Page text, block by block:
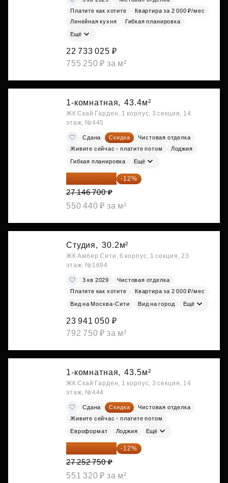
Платите как хотите
Квартира за 2 000 ₽/мес
Линейная кухня
Гибкая планировка
Ещё
22 733 025 ₽
755 250 ₽ за м²
1-комнатная, 43.4м²
ЖК Скай Гарден, 1 корпус, 3 секция, 14
этаж, №445
Сдана Скидка
Чистовая отделка
Живите сейчас - платите потом
Лоджия
Гибкая планировка Ещё
23 889 096 ₽ -12%
27 146 700 ₽
550 440 ₽ за м²
Студия, 30.2м²
ЖК Амбер Сити, 6 корпус, 1 секция, 23
этаж, №1694
3 кв 2029
Чистовая отделка
Платите как хотите
Квартира за 2 000 ₽/мес
Вид на Москва-Сити Вид на город Ещё
23 941 050 ₽
792 750 ₽ за м²
1-комнатная, 43.5м²
ЖК Скай Гарден, 1 корпус, 3 секция, 14
этаж, №444
Сдана Скидка
Чистовая отделка
Живите сейчас - платите потом
Евроформат Лоджия Ещё
23 982 420 ₽ -12%
27 252 750 ₽
551 320 ₽ за м²